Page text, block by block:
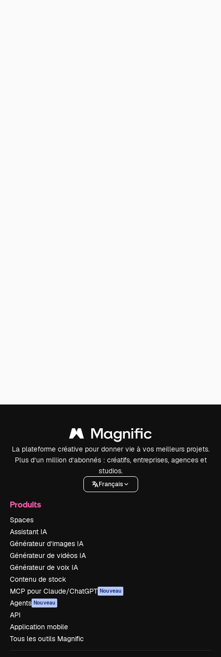
La plateforme créative pour donner vie à vos meilleurs projets.
Plus d’un million d’abonnés : créatifs, entreprises, agences et
studios.
Français
Produits
Spaces
Assistant IA
Générateur d’images IA
Générateur de vidéos IA
Générateur de voix IA
Contenu de stock
MCP pour Claude/ChatGPT Nouveau
Agents Nouveau
API
Application mobile
Tous les outils Magnific